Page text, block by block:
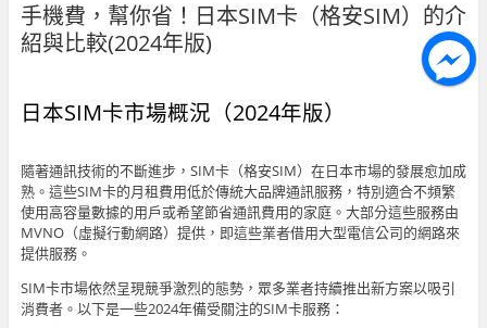
手機費，幫你省！日本SIM卡（格安SIM）的介
紹與比較(2024年版)
日本SIM卡市場概況（2024年版）
隨著通訊技術的不斷進步，SIM卡（格安SIM）在日本市場的發展愈加成
熟。這些SIM卡的月租費用低於傳統大品牌通訊服務，特別適合不頻繁
使用高容量數據的用戶或希望節省通訊費用的家庭。大部分這些服務由
MVNO（虛擬行動網路）提供，即這些業者借用大型電信公司的網路來
提供服務。
SIM卡市場依然呈現競爭激烈的態勢，眾多業者持續推出新方案以吸引
消費者。以下是一些2024年備受關注的SIM卡服務：